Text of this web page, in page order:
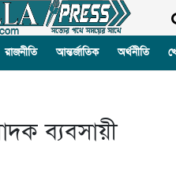
রাজনীতি আন্তর্জাতিক অর্থনীতি
ব্যবসায়ী